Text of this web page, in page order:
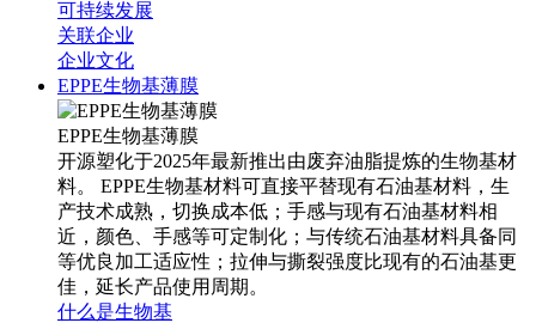
可持续发展
关联企业
企业文化
EPPE生物基薄膜
EPPE生物基薄膜
开源塑化于2025年最新推出由废弃油脂提炼的生物基材
料。 EPPE生物基材料可直接平替现有石油基材料，生
产技术成熟，切换成本低；手感与现有石油基材料相
近，颜色、手感等可定制化；与传统石油基材料具备同
等优良加工适应性；拉伸与撕裂强度比现有的石油基更
佳，延长产品使用周期。
什么是生物基